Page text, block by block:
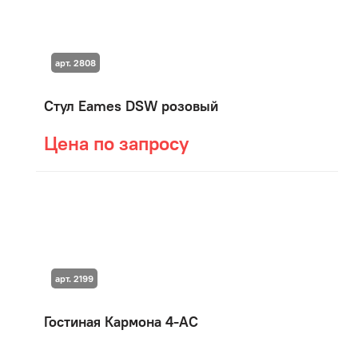
Стул Eames DSW розовый
Цена по запросу
арт. 2808
Гостиная Кармона 4-АС
арт. 2199